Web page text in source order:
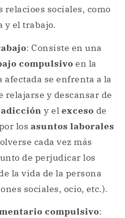
relacioes sociales, como
y el trabajo.
: Consiste en una
compulsivo en la
afectada se enfrenta a la
relajarse y descansar de
adicción y el exceso de
los asuntos laborales
cada vez más
de perjudicar los
la vida de la persona
sociales, ocio, etc.).
compulsivo: